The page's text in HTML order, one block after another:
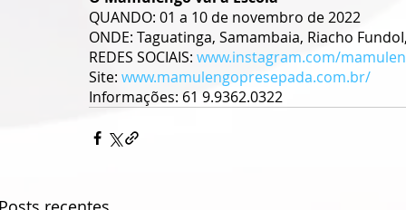
QUANDO: 01 a 10 de novembro de 2022
ONDE: Taguatinga, Samambaia, Riacho
REDES SOCIAIS: www.instagram.com/
Site: www.mamulengopresepada.com.br/
Informações: 61 9.9362.0322